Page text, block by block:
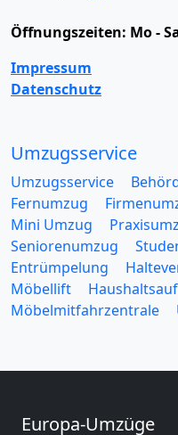
Öffnungszeiten: Mo -
Impressum
Datenschutz
Umzugsservice
Umzugsservice
Fernumzug
Mini Umzug
Seniorenumzug
Entrümpelung
Möbellift
Möbelmitfahrzentrale
Europa-Umzüge